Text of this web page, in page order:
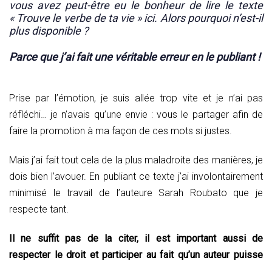
vous avez peut-être eu le bonheur de lire le texte
« Trouve le verbe de ta vie » ici. Alors pourquoi n’est-il
plus disponible ?
Parce que j’ai fait une véritable erreur en le publiant !
Prise par l’émotion, je suis allée trop vite et je n’ai pas
réfléchi… je n’avais qu’une envie : vous le partager afin de
faire la promotion à ma façon de ces mots si justes.
Mais j’ai fait tout cela de la plus maladroite des manières, je
dois bien l’avouer. En publiant ce texte j’ai involontairement
minimisé le travail de l’auteure Sarah Roubato que je
respecte tant.
Il ne suffit pas de la citer, il est important aussi de
respecter le droit et participer au fait qu’un auteur puisse